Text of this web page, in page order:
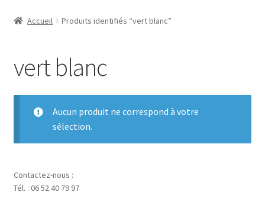
A propos
Accueil Produits identifiés “vert blanc”
vert blanc
Aucun produit ne correspond à votre
sélection.
Contactez-nous :
Tél. : 06 52 40 79 97